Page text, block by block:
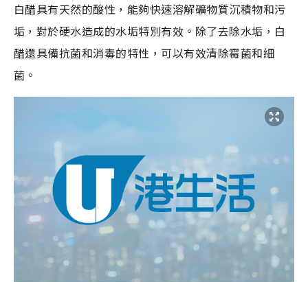
白醋具有天然的酸性，能夠快速溶解礦物質沉積物和污
垢，對於硬水造成的水垢特別有效。除了去除水垢，白
醋還具備抗菌和消毒的特性，可以有效清除霉菌和細
菌。